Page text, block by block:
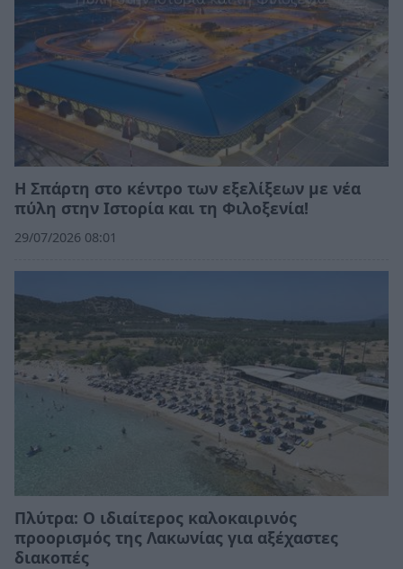
Η Σπάρτη στο κέντρο των εξελίξεων με νέα
πύλη στην Ιστορία και τη Φιλοξενία!
29/07/2026 08:01
Πλύτρα: Ο ιδιαίτερος καλοκαιρινός
προορισμός της Λακωνίας για αξέχαστες
διακοπές